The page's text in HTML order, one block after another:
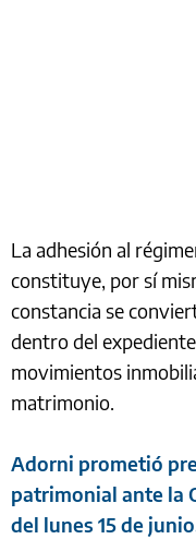
La adhesión al
constituye, por sí
constancia se
dentro del
movimientos
matrimonio.
Adorni prometió
patrimonial ante la
del lunes 15 de